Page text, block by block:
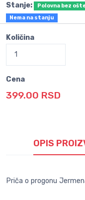
Stanje:
Polovna bez
Nema na stanju
Količina
Cena
399.00 RSD
OPIS
Priča o progonu